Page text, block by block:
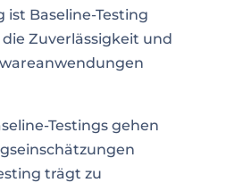
Baseline-Testing
Zuverlässigkeit und
Testings gehen
trägt zu